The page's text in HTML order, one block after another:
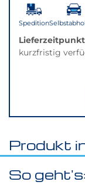
Spedition
Lieferzeitpunkt
kurzfristig
Produkt
So geht's: